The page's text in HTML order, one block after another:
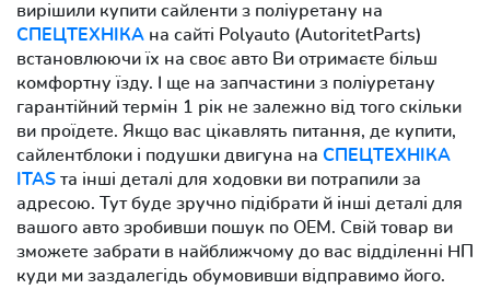
вирішили купити сайленти з поліуретану на
СПЕЦТЕХНІКА на сайті Polyauto (AutoritetParts)
встановлюючи їх на своє авто Ви отримаєте більш
комфортну їзду. І ще на запчастини з поліуретану
гарантійний термін 1 рік не залежно від того скільки
ви проїдете. Якщо вас цікавлять питання, де купити,
сайлентблоки і подушки двигуна на СПЕЦТЕХНІКА
ITAS та інші деталі для ходовки ви потрапили за
адресою. Тут буде зручно підібрати й інші деталі для
вашого авто зробивши пошук по OEM. Свій товар ви
зможете забрати в найближчому до вас відділенні НП
куди ми заздалегідь обумовивши відправимо його.